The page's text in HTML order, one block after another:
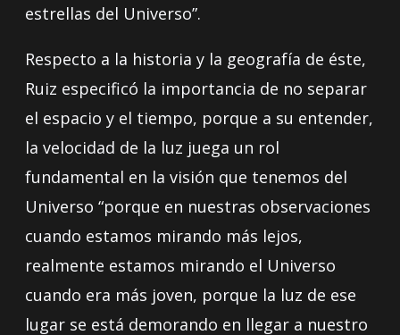
estrellas del Universo”.
Respecto a la historia y la geografía de éste,
Ruiz especificó la importancia de no separar
el espacio y el tiempo, porque a su entender,
la velocidad de la luz juega un rol
fundamental en la visión que tenemos del
Universo “porque en nuestras observaciones
cuando estamos mirando más lejos,
realmente estamos mirando el Universo
cuando era más joven, porque la luz de ese
lugar se está demorando en llegar a nuestro